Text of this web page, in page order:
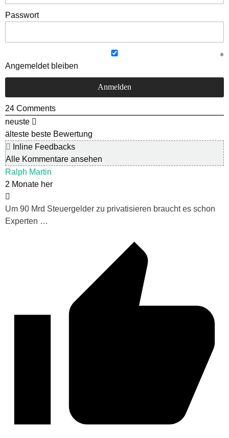
Passwort
Angemeldet bleiben
24 Comments
neuste
älteste beste Bewertung
Inline Feedbacks
Alle Kommentare ansehen
Ralph Martin
2 Monate her
Um 90 Mrd Steuergelder zu privatisieren braucht es schon
Experten …